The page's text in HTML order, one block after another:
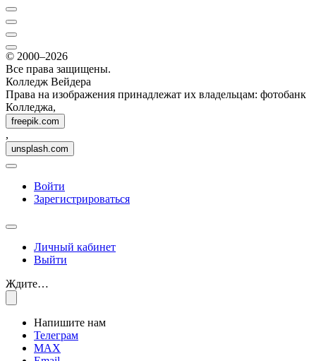
© 2000–2026
Все права защищены.
Колледж Вейдера
Права на изображения принадлежат их владельцам: фотобанк
Колледжа,
freepik.com
,
unsplash.com
Войти
Зарегистрироваться
Личный кабинет
Выйти
Ждите…
Напишите нам
Телеграм
MAX